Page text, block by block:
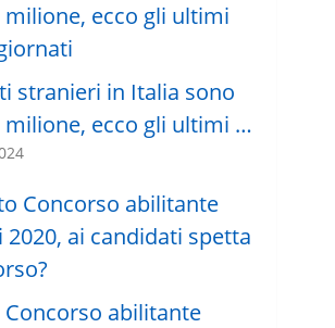
stranieri in Italia sono
milione, ecco gli ultimi …
abilitante